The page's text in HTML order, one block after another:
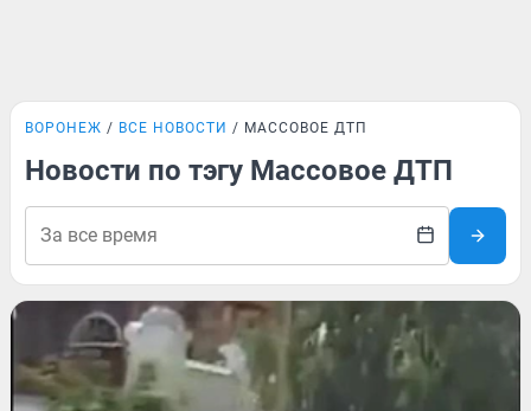
ВОРОНЕЖ ВСЕ НОВОСТИ МАССОВОЕ ДТП
Новости по тэгу Массовое ДТП